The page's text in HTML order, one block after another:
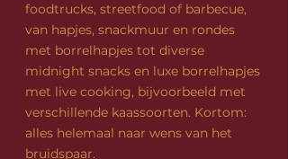
foodtrucks, streetfood of barbecue,
van hapjes, snackmuur en rondes
met borrelhapjes tot diverse
midnight snacks en luxe borrelhapjes
met live cooking, bijvoorbeeld met
verschillende kaassoorten. Kortom:
alles helemaal naar wens van het
bruidspaar.